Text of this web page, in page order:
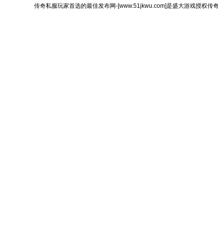
激烈战斗
传奇私服玩家首选的最佳发布网-[www.51jkwu.com]是盛大游戏授权传